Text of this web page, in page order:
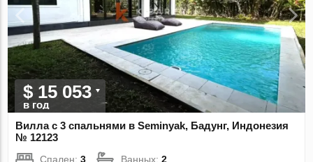
$ 15 053
в год
Вилла с 3 спальнями в Seminyak, Бадунг, Индонезия
№ 12123
Спален:3 Ванных:2